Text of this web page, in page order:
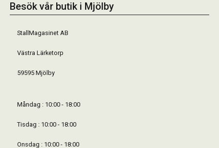
Besök vår butik i Mjölby
StallMagasinet AB
Västra Lärketorp
59595 Mjölby
Måndag : 10:00 - 18:00
Tisdag : 10:00 - 18:00
Onsdag : 10:00 - 18:00